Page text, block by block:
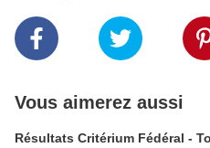
Vous aimerez aussi
Résultats Critérium Fédéral -